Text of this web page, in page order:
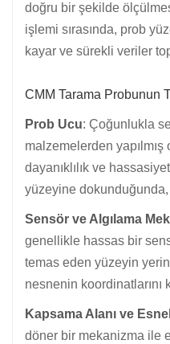
doğru bir şekilde
işlemi sırasında, prob
kayar ve sürekli veriler
CMM Tarama Probunun
Prob Ucu: Çoğunlukla
malzemelerden
dayanıklılık ve
yüzeyine
Sensör ve Algılama
genellikle hassas bir
temas eden yüzeyin
nesnenin koordinatlarını
Kapsama Alanı ve
döner bir mekanizma ile